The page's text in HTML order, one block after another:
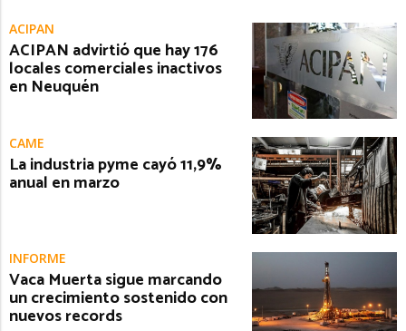
ACIPAN
ACIPAN advirtió que hay 176
locales comerciales inactivos
en Neuquén
CAME
La industria pyme cayó 11,9%
anual en marzo
INFORME
Vaca Muerta sigue marcando
un crecimiento sostenido con
nuevos records